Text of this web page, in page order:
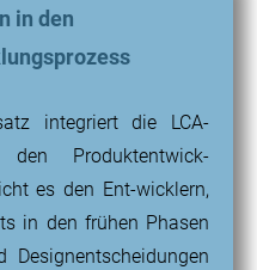
in den
integriert die LCA-
Produktentwick-
es den Ent-wicklern,
in den frühen Phasen
Designentscheidungen